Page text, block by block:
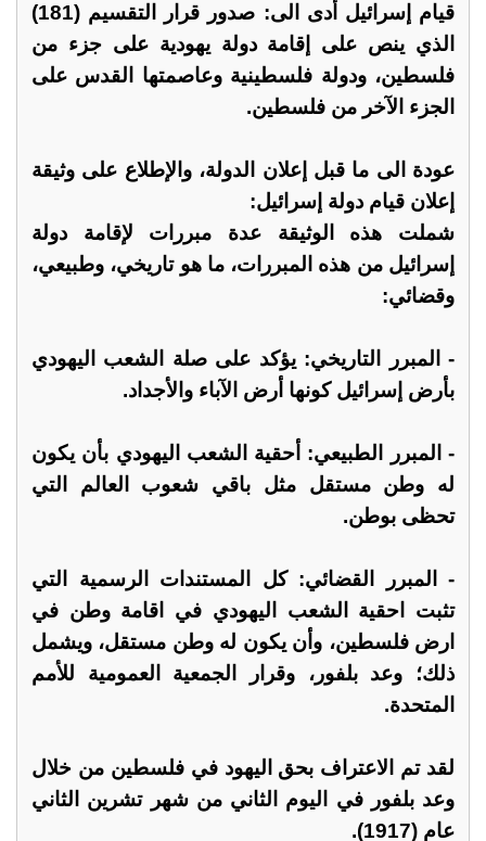
قيام إسرائيل أدى الى: صدور قرار التقسيم (181)
الذي ينص على إقامة دولة يهودية على جزء من
فلسطين، ودولة فلسطينية وعاصمتها القدس على
الجزء الآخر من فلسطين.
عودة الى ما قبل إعلان الدولة، والإطلاع على وثيقة
إعلان قيام دولة إسرائيل:
شملت هذه الوثيقة عدة مبررات لإقامة دولة
إسرائيل من هذه المبررات، ما هو تاريخي، وطبيعي،
وقضائي:
- المبرر التاريخي: يؤكد على صلة الشعب اليهودي
بأرض إسرائيل كونها أرض الآباء والأجداد.
- المبرر الطبيعي: أحقية الشعب اليهودي بأن يكون
له وطن مستقل مثل باقي شعوب العالم التي
تحظى بوطن.
- المبرر القضائي: كل المستندات الرسمية التي
تثبت احقية الشعب اليهودي في اقامة وطن في
ارض فلسطين، وأن يكون له وطن مستقل، ويشمل
ذلك؛ وعد بلفور، وقرار الجمعية العمومية للأمم
المتحدة.
لقد تم الاعتراف بحق اليهود في فلسطين من خلال
وعد بلفور في اليوم الثاني من شهر تشرين الثاني
عام (1917).